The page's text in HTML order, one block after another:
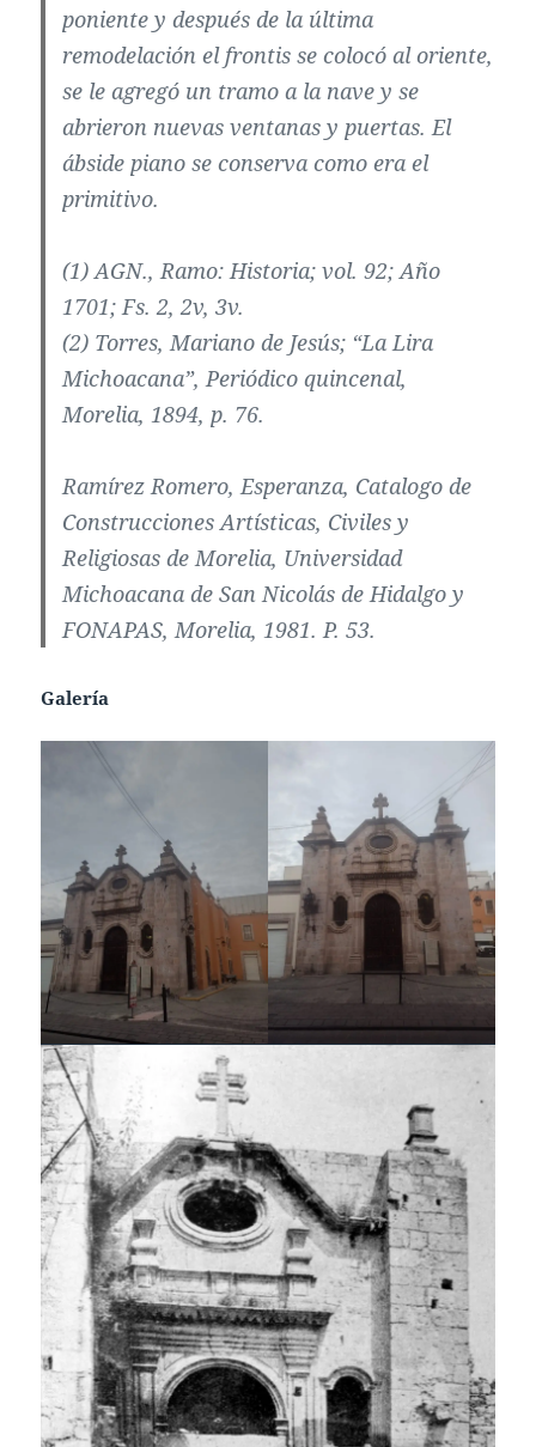
poniente y después de la última
remodelación el frontis se colocó al oriente,
se le agregó un tramo a la nave y se
abrieron nuevas ventanas y puertas. El
ábside piano se conserva como era el
primitivo.
(1) AGN., Ramo: Historia; vol. 92; Año
1701; Fs. 2, 2v, 3v.
(2) Torres, Mariano de Jesús; “La Lira
Michoacana”, Periódico quincenal,
Morelia, 1894, p. 76.
Ramírez Romero, Esperanza, Catalogo de
Construcciones Artísticas, Civiles y
Religiosas de Morelia, Universidad
Michoacana de San Nicolás de Hidalgo y
FONAPAS, Morelia, 1981. P. 53.
Galería